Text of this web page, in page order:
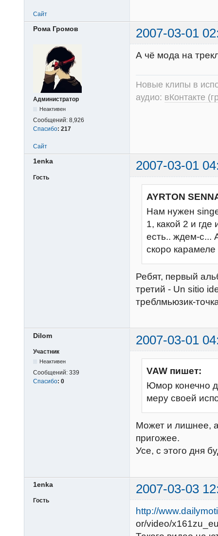
Сайт
Рома Громов 2007-03-01
Администратор
Неактивен
Сообщений: 8,926
Спасибо: 217
А чё мода на
Новые клипы в
аудио: вКонтакте
Сайт
1enka 2007-03-01
Гость
AYRTON
Нам нужен
1, какой 2 и где
есть.. ждем-с...
скоро
Ребят, первый
третий - Un sitio
треблмьюзик-
Dilom 2007-03-01
Участник
Неактивен
Сообщений: 339
Спасибо: 0
VAW пишет:
Юмор конечно
меру своей
Может и лишнее,
пригожее.
Усе, с этого дня
1enka 2007-03-03
Гость
http://
or/video/